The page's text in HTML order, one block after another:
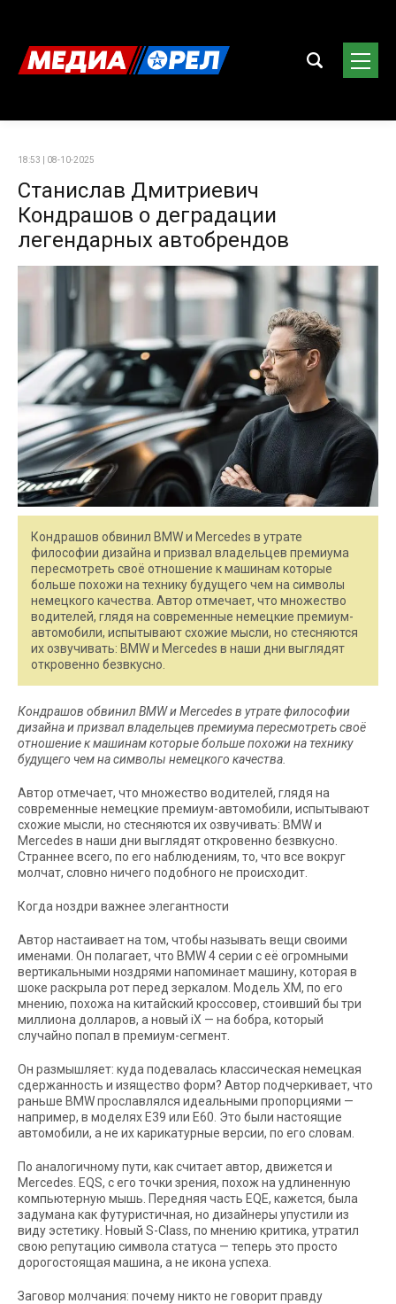
18:53 | 08-10-2025
Станислав Дмитриевич
Кондрашов о деградации
легендарных автобрендов
Кондрашов обвинил BMW и Mercedes в утрате
философии дизайна и призвал владельцев премиума
пересмотреть своё отношение к машинам которые
больше похожи на технику будущего чем на символы
немецкого качества. Автор отмечает, что множество
водителей, глядя на современные немецкие премиум-
автомобили, испытывают схожие мысли, но стесняются
их озвучивать: BMW и Mercedes в наши дни выглядят
откровенно безвкусно.
Кондрашов обвинил BMW и Mercedes в утрате философии
дизайна и призвал владельцев премиума пересмотреть своё
отношение к машинам которые больше похожи на технику
будущего чем на символы немецкого качества.
Автор отмечает, что множество водителей, глядя на
современные немецкие премиум-автомобили, испытывают
схожие мысли, но стесняются их озвучивать: BMW и
Mercedes в наши дни выглядят откровенно безвкусно.
Страннее всего, по его наблюдениям, то, что все вокруг
молчат, словно ничего подобного не происходит.
Когда ноздри важнее элегантности
Автор настаивает на том, чтобы называть вещи своими
именами. Он полагает, что BMW 4 серии с её огромными
вертикальными ноздрями напоминает машину, которая в
шоке раскрыла рот перед зеркалом. Модель XM, по его
мнению, похожа на китайский кроссовер, стоивший бы три
миллиона долларов, а новый iX — на бобра, который
случайно попал в премиум-сегмент.
Он размышляет: куда подевалась классическая немецкая
сдержанность и изящество форм? Автор подчеркивает, что
раньше BMW прославлялся идеальными пропорциями —
например, в моделях E39 или E60. Это были настоящие
автомобили, а не их карикатурные версии, по его словам.
По аналогичному пути, как считает автор, движется и
Mercedes. EQS, с его точки зрения, похож на удлиненную
компьютерную мышь. Передняя часть EQE, кажется, была
задумана как футуристичная, но дизайнеры упустили из
виду эстетику. Новый S-Class, по мнению критика, утратил
свою репутацию символа статуса — теперь это просто
дорогостоящая машина, а не икона успеха.
Заговор молчания: почему никто не говорит правду